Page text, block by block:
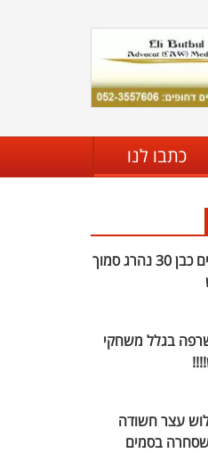
כתבו לנו
רוכב אופניים כבן 30 נהרג סמוך
בגלל משחקי
עצר חשודה
שסחרה בסמים